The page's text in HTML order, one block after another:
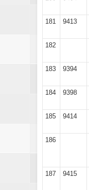
181
9413
182
183
9394
184
9398
185
9414
186
187
9415